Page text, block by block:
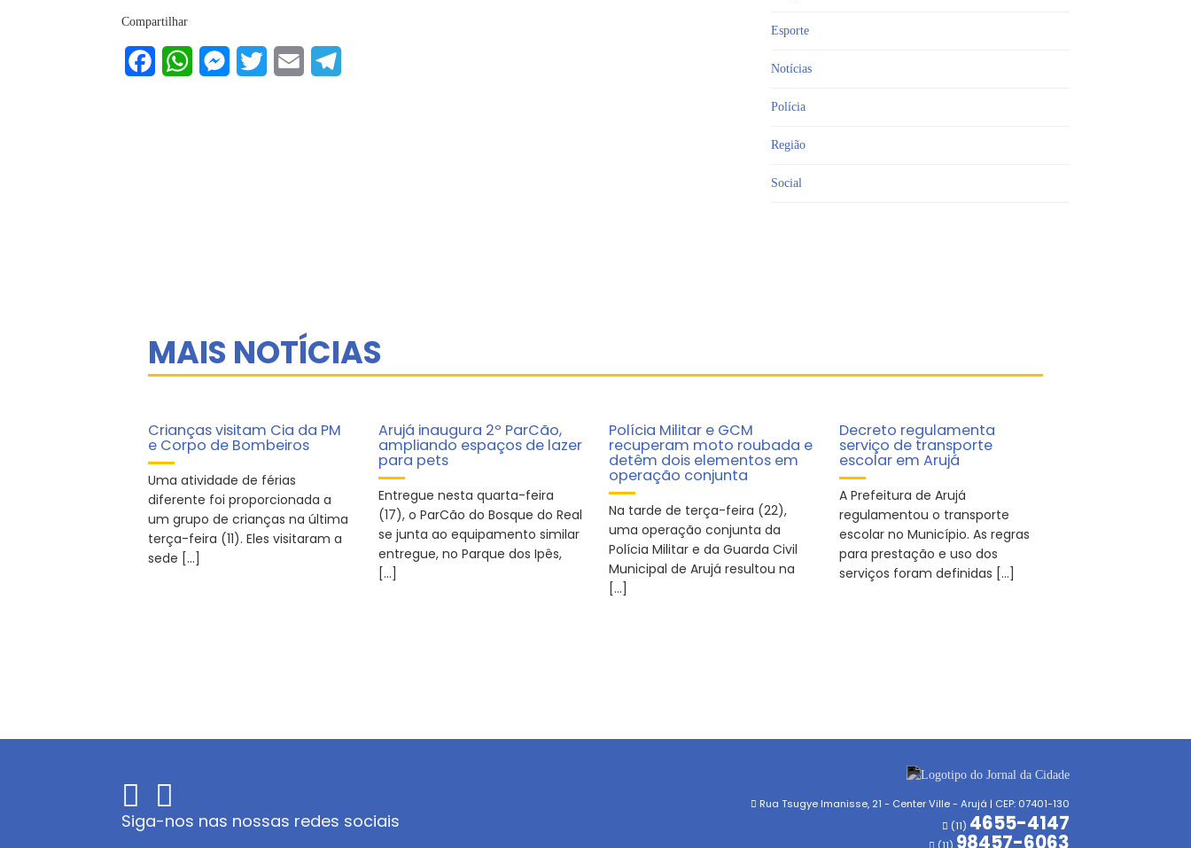
Compartilhar
FacebookWhatsAppMessenger
Twitter Email
Esporte
Notícias
Polícia
Região
Social
MAIS NOTÍCIAS
Crianças visitam Cia da PM
e Corpo de Bombeiros
Uma atividade de férias
diferente foi proporcionada a
um grupo de crianças na última
terça-feira (11). Eles visitaram a
sede […]
Arujá inaugura 2º ParCão,
ampliando espaços de lazer
para pets
Entregue nesta quarta-feira
(17), o ParCão do Bosque do Real
se junta ao equipamento similar
entregue, no Parque dos Ipês,
[…]
Polícia Militar e GCM
recuperam moto roubada e
detêm dois elementos em
operação conjunta
Na tarde de terça-feira (22),
uma operação conjunta da
Polícia Militar e da Guarda Civil
Municipal de Arujá resultou na
[…]
Decreto regulamenta
serviço de transporte
escolar em Arujá
A Prefeitura de Arujá
regulamentou o transporte
escolar no Município. As regras
para prestação e uso dos
serviços foram definidas […]
Siga-nos nas nossas redes sociais
Rua Tsugye Imanisse, 21 - Center Ville - Arujá | CEP: 07401-130
(11) 4655-4147
98457-6063